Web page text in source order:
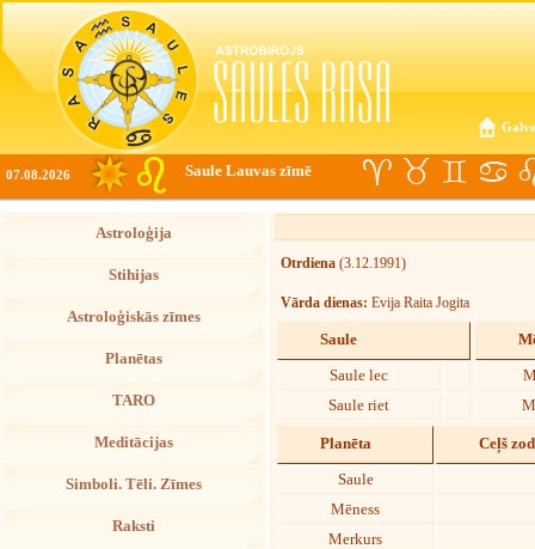
07.08.2026 Saule Lauvas zīmē
Astroloģija
Stihijas
Astroloģiskās zīmes
Planētas
TARO
Meditācijas
Simboli. Tēli. Zīmes
Raksti
Otrdiena (3.12.1991)
Vārda dienas: Evija Raita Jogita
Saule
Saule lec
Saule riet
Planēta Ceļš
Saule
Mēness
Merkurs